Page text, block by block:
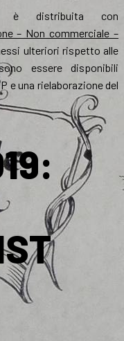
è distribuita con
– Non commerciale –
ulteriori rispetto alle
essere disponibili
e una rielaborazione del